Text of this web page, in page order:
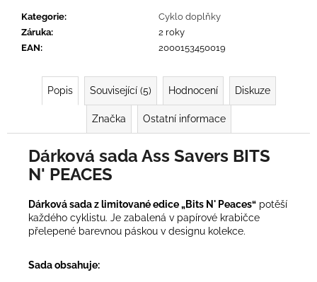
Kategorie:
Cyklo doplňky
Záruka:
2 roky
EAN: 2000153450019
Popis Související (5) Hodnocení Diskuze
Značka Ostatní informace
Dárková sada Ass Savers BITS
N' PEACES
Dárková sada z limitované edice „Bits N' Peaces“ potěší
každého cyklistu. Je zabalená v papírové krabičce
přelepené barevnou páskou v designu kolekce.
Sada obsahuje:
e
m
e